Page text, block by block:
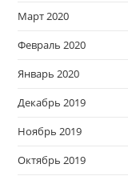
Март 2020
Февраль 2020
Январь 2020
Декабрь 2019
Ноябрь 2019
Октябрь 2019